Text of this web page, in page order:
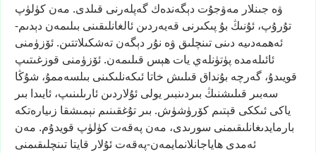
ۋە جىنلار مەۋجۇت دېگەندەك گەپلەرنى قىلدى. مەن كۈلۈپ
تۇرۇپ، ئۇنىڭ بۇ پىكىرنى قەيەردىن ئالغانلىقىنى بىلىمەن دېدىم-
ئەھمەدىيە دىنى تىنچلىق ۋە نۇر دېگەن تەشكىلاتتىن. ئۆزۈمنى
ئائىلەمدە پۈتۈنلەي يات ھېس قىلىمەن. ئۆزۈمنى قوزغىتىپ
قويىدۇ، گەرچە بۇنداق قىلىش خاتا ئىكەنلىكىنى بىلسەممۇ، شۇڭا
سەبىر قىلىشنىڭ بىردىنبىر يولى ئۇلاردىن ئارىلىنىپ، ئايىدا بىر
ياكى ئىككى قېتىم كۆرۈشۈش. بىر تۇغقىنىم نېمىشقا زىيارەتكە
بارمايدىغانلىقىمنى سورىدى، مەن پەقەت كۈلۈپ قويدۇم. مەن
ئەمدى ھاياجانلانمايمەن-پەقەت ئۇلار قايتا تىنچلىقىمنى